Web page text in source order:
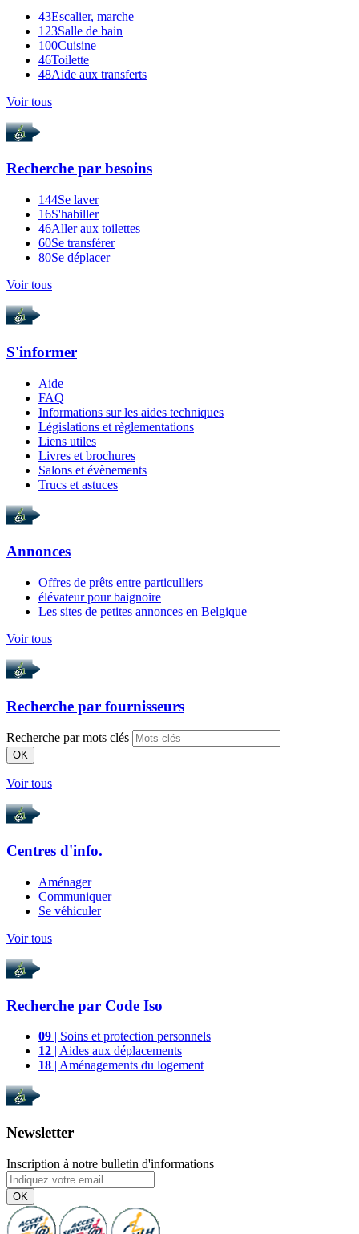
43Escalier, marche
123Salle de bain
100Cuisine
46Toilette
48Aide aux transferts
Voir tous
Recherche par besoins
144Se laver
16S'habiller
46Aller aux toilettes
60Se transférer
80Se déplacer
Voir tous
S'informer
Aide
FAQ
Informations sur les aides techniques
Législations et règlementations
Liens utiles
Livres et brochures
Salons et évènements
Trucs et astuces
Annonces
Offres de prêts entre particulliers
élévateur pour baignoire
Les sites de petites annonces en Belgique
Voir tous
Recherche par fournisseurs
Recherche par mots clés
OK
Voir tous
Centres d'info.
Aménager
Communiquer
Se véhiculer
Voir tous
Recherche par Code Iso
09 | Soins et protection personnels
12 | Aides aux déplacements
18 | Aménagements du logement
Newsletter
Inscription à notre bulletin d'informations
OK